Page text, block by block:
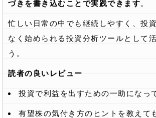
づきを書き込むことで実践できます。
忙しい日常の中でも継続しやすく、投
なく始められる投資分析ツールとして
う。
読者の良いレビュー
投資で利益を出すための一助になっ
有望株の気付き方のヒントを教えて